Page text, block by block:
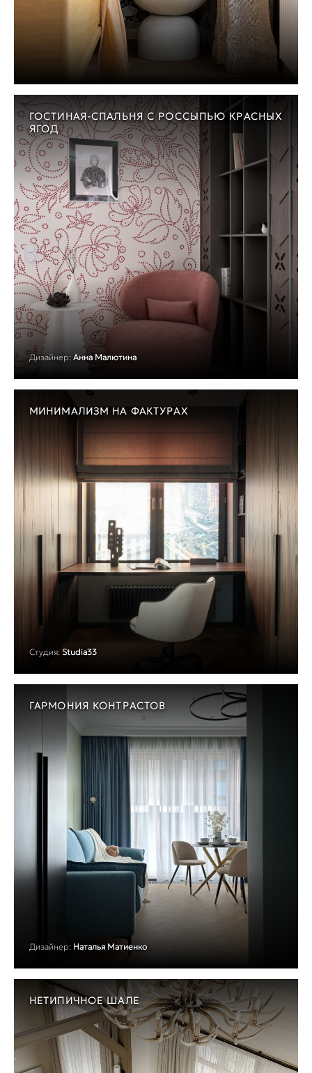
ГОСТИНАЯ-СПАЛЬНЯ С РОССЫПЬЮ КРАСНЫХ
ЯГОД
Дизайнер: Анна Малютина
МИНИМАЛИЗМ НА ФАКТУРАХ
Студия: Studia33
ГАРМОНИЯ КОНТРАСТОВ
Дизайнер: Наталья Матиенко
НЕТИПИЧНОЕ ШАЛЕ